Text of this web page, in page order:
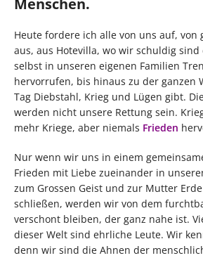
Menschen.
Heute fordere ich alle von uns auf, von
aus, aus Hotevilla, wo wir schuldig sind
selbst in unseren eigenen Familien
hervorrufen, bis hinaus zu der ganzen
Tag Diebstahl, Krieg und Lügen gibt.
werden nicht unsere Rettung sein.
mehr Kriege, aber niemals Frieden
Nur wenn wir uns in einem
Frieden mit Liebe zueinander in
zum Grossen Geist und zur Mutter
schließen, werden wir von dem
verschont bleiben, der ganz nahe ist.
dieser Welt sind ehrliche Leute. Wir
denn wir sind die Ahnen der